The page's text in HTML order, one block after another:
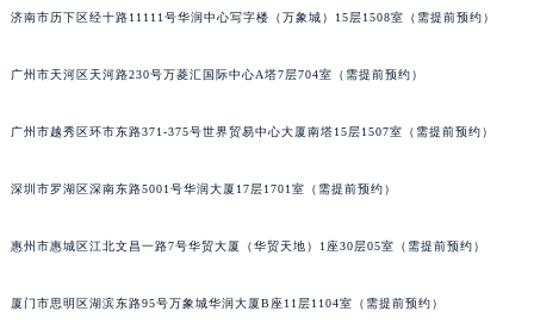
济南市历下区经十路11111号华润中心写字楼（万象城）15层1508室（需提前预约）
广州市天河区天河路230号万菱汇国际中心A塔7层704室（需提前预约）
广州市越秀区环市东路371-375号世界贸易中心大厦南塔15层1507室（需提前预约）
深圳市罗湖区深南东路5001号华润大厦17层1701室（需提前预约）
惠州市惠城区江北文昌一路7号华贸大厦（华贸天地）1座30层05室（需提前预约）
厦门市思明区湖滨东路95号万象城华润大厦B座11层1104室（需提前预约）